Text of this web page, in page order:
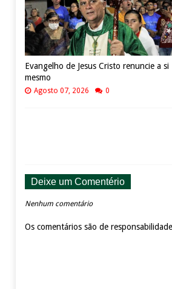
Evangelho de Jesus Cristo renuncie a si
mesmo
Agosto 07, 2026 0
Deixe um Comentério
Nenhum comentário
Os comentários são de